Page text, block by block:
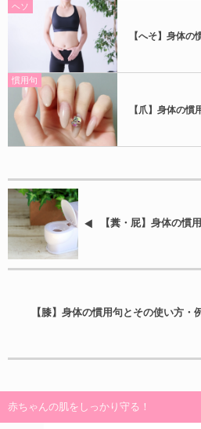
ヘソ
【へそ】身体
慣用句
【爪】身体の
【糞・屁】身体の慣
【膝】身体の慣用句とその使い方・
赤ちゃんの肌をしっかり守る！